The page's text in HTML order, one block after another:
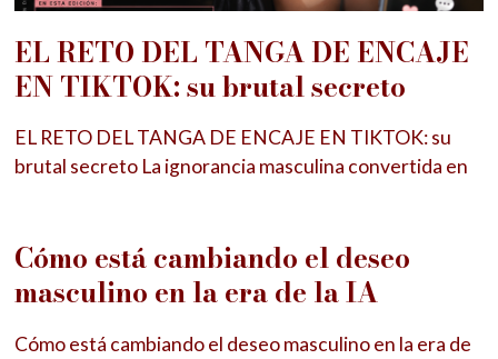
EL RETO DEL TANGA DE ENCAJE
EN TIKTOK: su brutal secreto
EL RETO DEL TANGA DE ENCAJE EN TIKTOK: su
brutal secreto La ignorancia masculina convertida en
Cómo está cambiando el deseo
masculino en la era de la IA
Cómo está cambiando el deseo masculino en la era de